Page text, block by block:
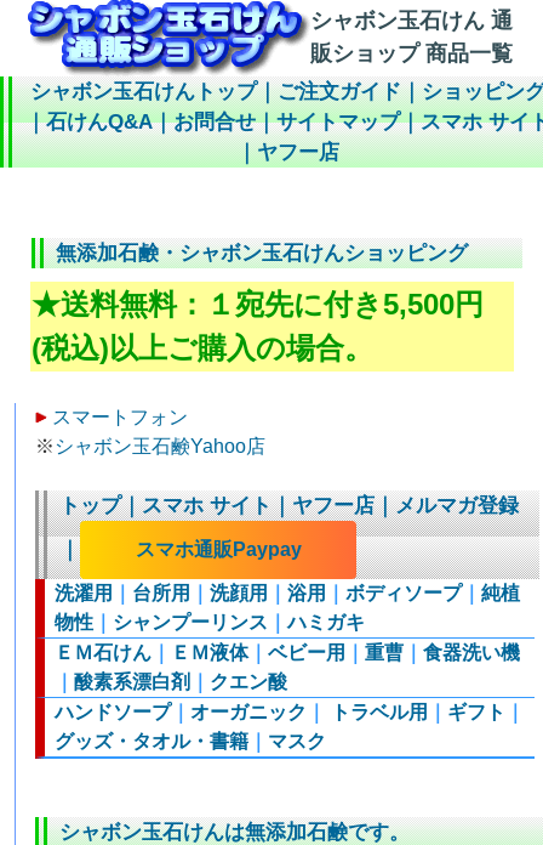
シャボン玉石けん 通
販ショップ 商品一覧
シャボン玉石けんトップ｜ご注文ガイド｜ショッピン
｜石けんQ&A｜お問合せ｜サイトマップ｜スマホ サイ
｜ヤフー店
無添加石鹸・シャボン玉石けんショッピング
★送料無料：１宛先に付き5,500円
(税込)以上ご購入の場合。
スマートフォン
※ シャボン玉石鹸Yahoo店
トップ｜スマホ サイト｜ヤフー店｜メルマガ登録
｜
スマホ通販Paypay
洗濯用 台所用 ｜洗顔用 ｜浴用 ｜ボディソープ｜純植
物性
シャンプーリンス ｜ハミガキ
ＥＭ石けん
ＥＭ液体｜ベビー用 ｜重曹 ｜食器洗い機
｜酸素系漂白剤
クエン酸
ハンドソープ｜オーガニック トラベル用 ギフト
グッズ・タオル・書籍
マスク
シャボン玉石けんは無添加石鹸です。